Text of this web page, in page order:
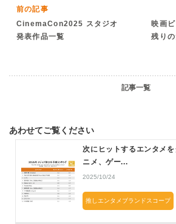
前の記事
CinemaCon2025 スタジオ
発表作品一覧
映画
残り
記事一覧
あわせてご覧ください
次にヒットするエンタメ
ニメ、ゲー...
2025/10/24
推しエンタメブランドスコープ